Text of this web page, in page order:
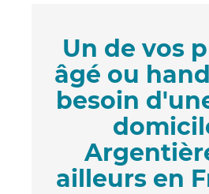
Un de vos
âgé ou
besoin
ailleurs en